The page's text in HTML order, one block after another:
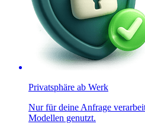
Privatsphäre ab Werk
Nur für deine Anfrage
Modellen genutzt.